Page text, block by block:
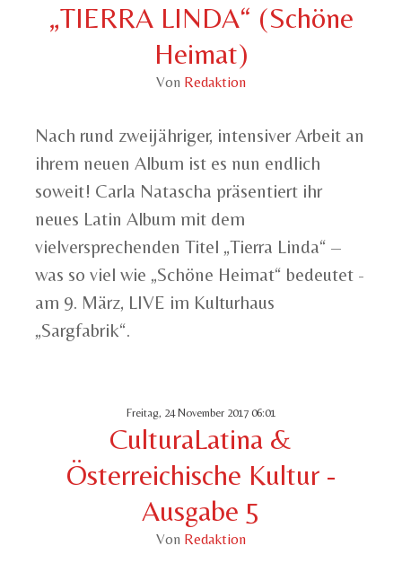
„TIERRA LINDA“ (Schöne
Heimat)
Von Redaktion
Nach rund zweijähriger, intensiver Arbeit an
ihrem neuen Album ist es nun endlich
soweit! Carla Natascha präsentiert ihr
neues Latin Album mit dem
vielversprechenden Titel „Tierra Linda“ –
was so viel wie „Schöne Heimat“ bedeutet -
am 9. März, LIVE im Kulturhaus
„Sargfabrik“.
Freitag, 24 November 2017 06:01
CulturaLatina &
Österreichische Kultur -
Ausgabe 5
Von Redaktion